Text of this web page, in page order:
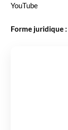
YouTube
Forme juridique :